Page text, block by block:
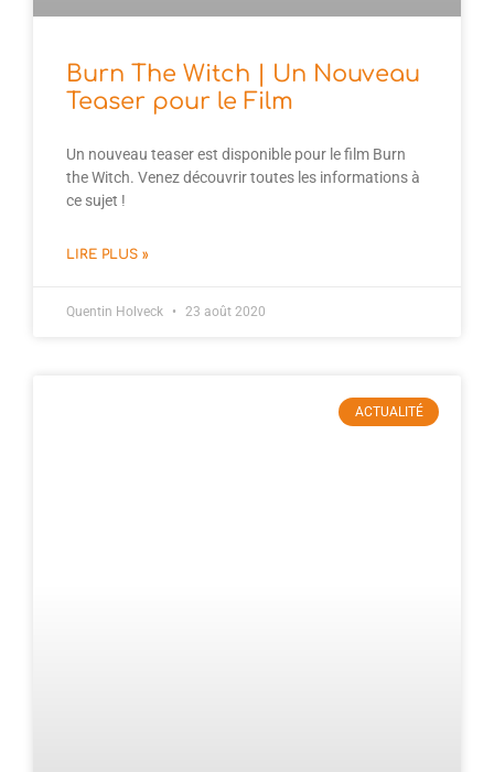
Burn The Witch | Un Nouveau
Teaser pour le Film
Un nouveau teaser est disponible pour le film Burn
the Witch. Venez découvrir toutes les informations à
ce sujet !
LIRE PLUS »
Quentin Holveck 23 août 2020
ACTUALITÉ